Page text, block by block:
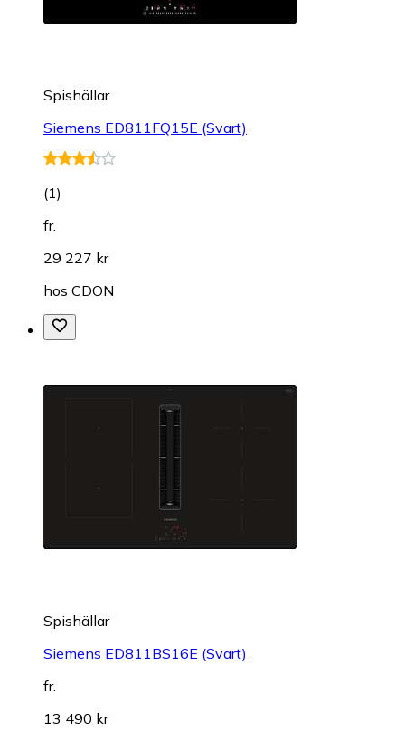
Spishällar
Siemens ED811FQ15E (Svart)
(1)
fr.
29 227 kr
hos CDON
Spishällar
Siemens ED811BS16E (Svart)
fr.
13 490 kr